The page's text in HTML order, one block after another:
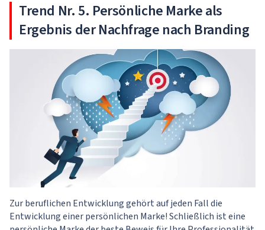
Trend Nr. 5. Persönliche Marke als
Ergebnis der Nachfrage nach Branding
Zur beruflichen Entwicklung gehört auf jeden Fall die
Entwicklung einer persönlichen Marke! Schließlich ist eine